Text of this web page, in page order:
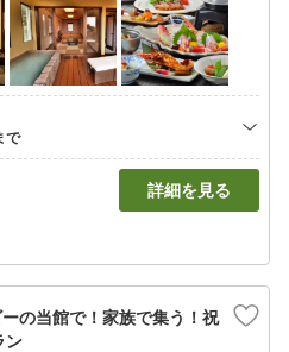
詳細を見る
の当館で！家族で集う！祝
ン